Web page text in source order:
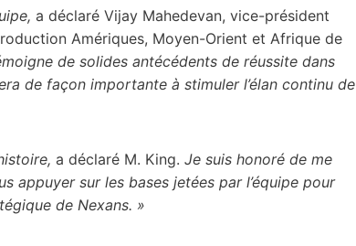
a déclaré Vijay Mahedevan, vice-président
Amériques, Moyen-Orient et Afrique de
de solides antécédents de réussite dans
de façon importante à stimuler l’élan continu de
a déclaré M. King. Je suis honoré de me
appuyer sur les bases jetées par l’équipe pour
de Nexans. »